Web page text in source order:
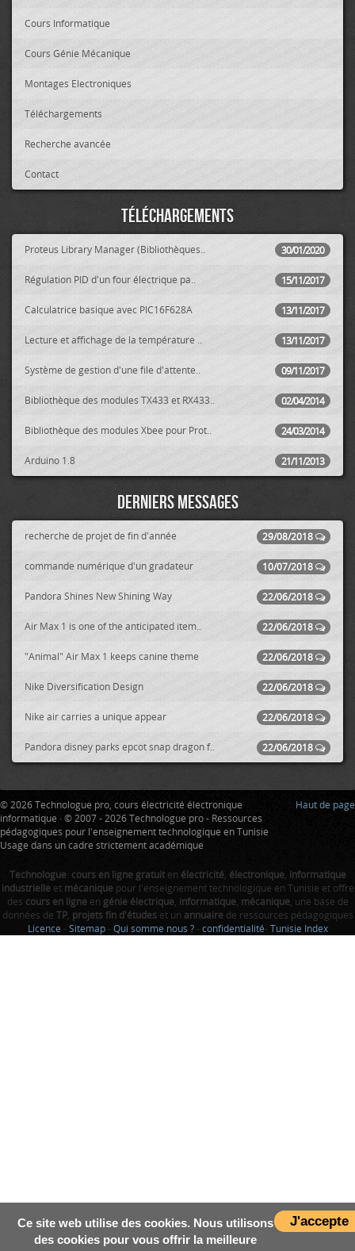
Cours Informatique
Cours Génie Mécanique
Montages Electroniques
Téléchargements
Recherche avancée
Contact
Téléchargements
30/01/2020
Proteus Library Manager (Bibliothèques..
15/11/2017
Régulation PID d'un four électrique pa..
13/11/2017
Calculatrice basique avec PIC16F628A
13/11/2017
Lecture et affichage de la température ..
09/11/2017
Système de gestion d'une file d'attente..
02/04/2014
Bibliothèque des modules TX433 et RX433..
24/03/2014
Bibliothèque des modules Xbee pour Prot..
21/11/2013
Arduino 1.8
Derniers messages
29/08/2018
recherche de projet de fin d'année
10/07/2018
commande numérique d'un gradateur
22/06/2018
Pandora Shines New Shining Way
22/06/2018
Air Max 1 is one of the anticipated item..
22/06/2018
"Animal" Air Max 1 keeps canine theme
22/06/2018
Nike Diversification Design
22/06/2018
Nike air carries a unique appear
22/06/2018
Pandora disney parks epcot snap dragon f..
Haut de page
© 2026 Technologue pro, cours électricité électronique
informatique · © 2007 - 2026 Technologue pro - Ressources
pédagogiques pour l'enseignement technologique en Tunisie
Usage dans un cadre strictement académique
Technologue: cours en ligne gratuiten électricité, électronique, informatique
industrielleet mécaniquepour l'enseignement technologique en Tunisie et offre
des cours en ligneen génie électrique, informatique, mécanique, une base de
données de TP, projets fin d'étudeset un annuairede ressources pédagogiques
Licence - Sitemap - Qui somme nous ? - confidentialité- Tunisie Index
J'accepte
Ce site web utilise des cookies. Nous utilisons
des cookies pour vous offrir la meilleure